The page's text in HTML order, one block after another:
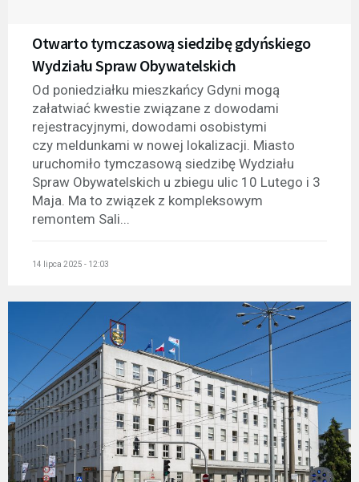
Otwarto tymczasową siedzibę gdyńskiego
Wydziału Spraw Obywatelskich
Od poniedziałku mieszkańcy Gdyni mogą
załatwiać kwestie związane z dowodami
rejestracyjnymi, dowodami osobistymi
czy meldunkami w nowej lokalizacji. Miasto
uruchomiło tymczasową siedzibę Wydziału
Spraw Obywatelskich u zbiegu ulic 10 Lutego i 3
Maja. Ma to związek z kompleksowym
remontem Sali...
14 lipca 2025 - 12:03